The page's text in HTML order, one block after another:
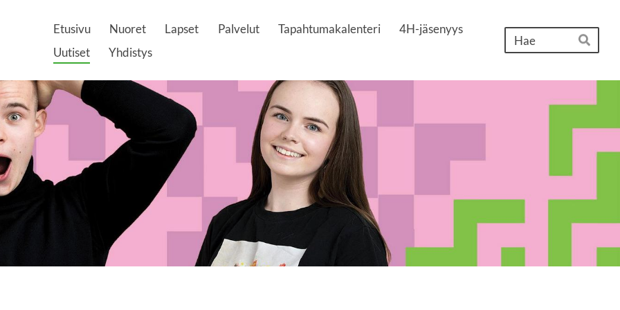
Etusivu Nuoret Lapset Palvelut Tapahtumakalenteri
4H-jäsenyys
Uutiset
Yhdistys Hae